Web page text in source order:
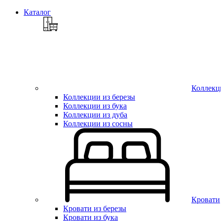
Каталог
Коллекции из березы
Коллекции из бука
Коллекции из дуба
Коллекции из сосны
Кровати
Кровати из березы
Кровати из бука